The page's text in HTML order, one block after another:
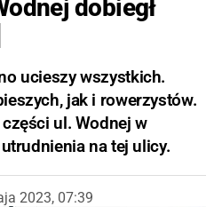
dobiegł
ucieszy wszystkich.
jak i rowerzystów.
ul. Wodnej w
na tej ulicy.
2023, 07:39